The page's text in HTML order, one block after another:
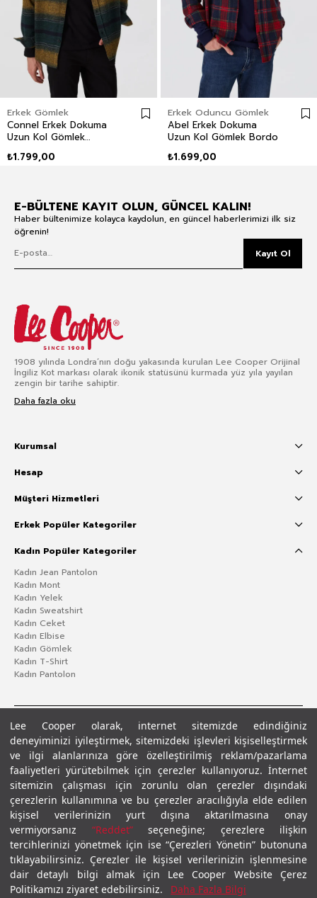
Lee Cooper olarak, internet sitemizde edindiğiniz
deneyiminizi iyileştirmek, sitemizdeki işlevleri kişiselleştirmek
ve ilgi alanlarınıza göre özelleştirilmiş reklam/pazarlama
faaliyetleri yürütebilmek için çerezler kullanıyoruz. İnternet
sitemizin çalışması için zorunlu olan çerezler dışındaki
çerezlerin kullanımına ve bu çerezler aracılığıyla elde edilen
kişisel verilerinizin yurt dışına aktarılmasına onay
vermiyorsanız “Reddet”seçeneğine; çerezlere ilişkin
tercihlerinizi yönetmek için ise “Çerezleri Yönetin” butonuna
tıklayabilirsiniz. Çerezler ile kişisel verilerinizin işlenmesine
dair detaylı bilgi almak için Lee Cooper Website Çerez
Politikamızı ziyaret edebilirsiniz.
Daha Fazla Bilgi
Erkek Gömlek
Connel Erkek Dokuma
Uzun Kol Gömlek
₺1.799,00
Erkek Oduncu Gömlek
Abel Erkek Dokuma
Uzun Kol Gömlek Bordo
₺1.699,00
E-BÜLTENE KAYIT OLUN, GÜNCEL KALIN!
Haber bültenimize kolayca kaydolun, en güncel haberlerimizi ilk siz
öğrenin!
Kayıt Ol
1908 yılında Londra’nın doğu yakasında kurulan Lee Cooper Orijinal
İngiliz Kot markası olarak ikonik statüsünü kurmada yüz yıla yayılan
zengin bir tarihe sahiptir.
Daha fazla oku
Kurumsal
Hesap
Müşteri Hizmetleri
Erkek Popüler Kategoriler
Kadın Popüler Kategoriler
Kadın Jean Pantolon
Kadın Mont
Kadın Yelek
Kadın Sweatshirt
Kadın Ceket
Kadın Elbise
Kadın Gömlek
Kadın T-Shirt
Kadın Pantolon
Gizlilik PolitikasıÇerez Politikası KVKK Aydınlatma MetniŞartlar ve Koşullar
© 2026 Leecooper - Tüm Hakları Saklıdır.